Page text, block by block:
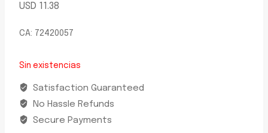
USD 11.38
CA: 72420057
Sin existencias
Satisfaction Guaranteed
No Hassle Refunds
Secure Payments